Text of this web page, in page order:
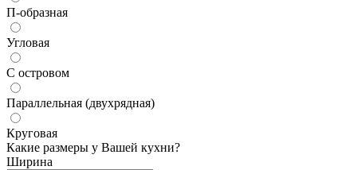
П-образная
Угловая
С островом
Параллельная (двухрядная)
Круговая
Какие размеры у Вашей кухни?
Ширина